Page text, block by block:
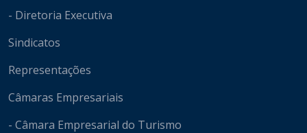
- Diretoria Executiva
Sindicatos
Representações
Câmaras Empresariais
- Câmara Empresarial do Turismo